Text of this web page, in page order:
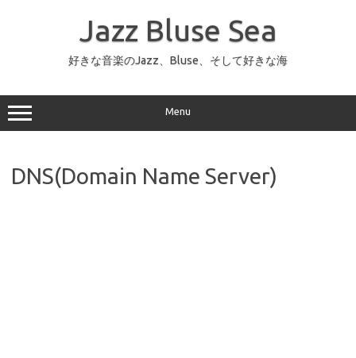
ッ
プ
Jazz Bluse Sea
好きな音楽のJazz、Bluse、そして好きな海
Menu
DNS(Domain Name Server)